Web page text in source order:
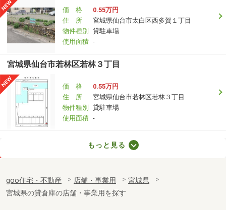
価 格
0.55万円
住 所
宮城県仙台市太白区西多賀１丁目
物件種別
貸駐車場
使用面積 -
宮城県仙台市若林区若林３丁目
価 格
0.55万円
住 所
宮城県仙台市若林区若林３丁目
物件種別
貸駐車場
使用面積 -
宮城県白石市越河字石坊町
物件種別 貸地
土地面積 356.97m²
もっと見る
goo住宅・不動産 店舗・事業用
宮城県
宮城県の貸倉庫の店舗・事業用を探す